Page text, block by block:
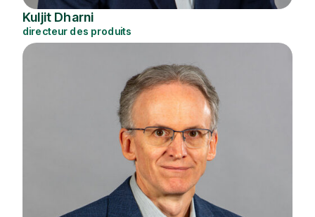
directeur des produits
Kuljit Dharni